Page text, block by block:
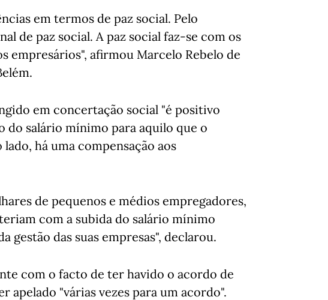
em termos de paz social. Pelo
de paz social. A paz social faz-se com os
empresários", afirmou Marcelo Rebelo de
em concertação social "é positivo
do salário mínimo para aquilo que o
há uma compensação aos
de pequenos e médios empregadores,
com a subida do salário mínimo
gestão das suas empresas", declarou.
com o facto de ter havido o acordo de
"várias vezes para um acordo".